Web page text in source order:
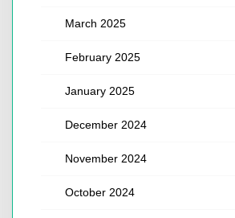
March 2025
February 2025
January 2025
December 2024
November 2024
October 2024